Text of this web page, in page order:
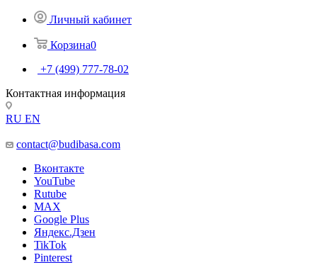
Личный кабинет
Корзина0
+7 (499) 777-78-02
Контактная информация
RU EN
contact@budibasa.com
Вконтакте
YouTube
Rutube
MAX
Google Plus
Яндекс.Дзен
TikTok
Pinterest